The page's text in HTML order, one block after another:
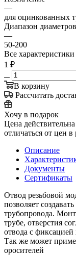
—
для оцинкованных
Диапазон диаметров
—
50-200
Все характеристики
1 ₽
В корзину
Рассчитать
Хочу в подарок
Цена
отличаться от цен
Описание
Документы
Сертификаты
Отвод резьбовой
позволяет
трубопровода.
трубе, отверстия
отвода с
Так же может
оросителей